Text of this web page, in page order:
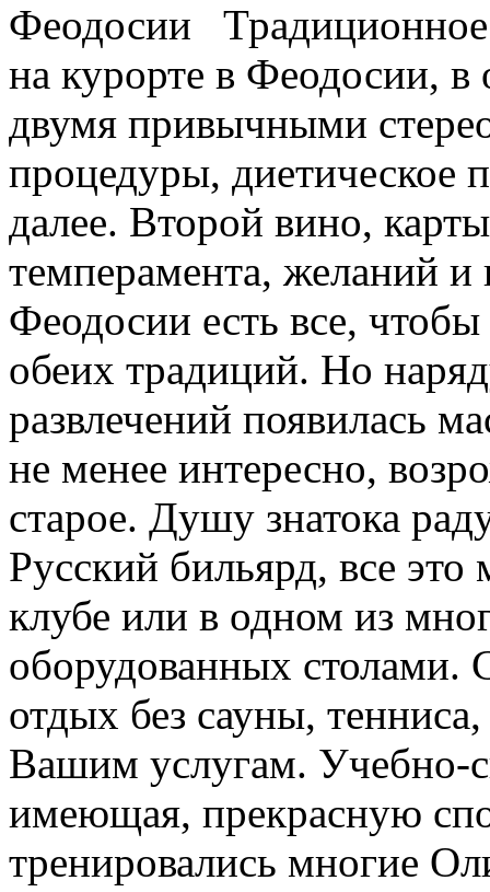
Традиционное
на курорте в Феодосии, в
двумя привычными
процедуры, диетическое
далее. Второй вино,
темперамента, желаний и
Феодосии есть все,
обеих традиций. Но
развлечений появилась
не менее интересно,
старое. Душу знатока
Русский бильярд, все
клубе или в одном из
оборудованных столами.
отдых без сауны, тенниса,
Вашим услугам. Учебно-
имеющая, прекрасную
тренировались многие